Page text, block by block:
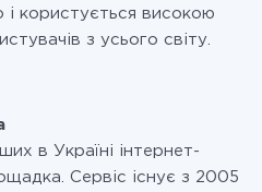
користується високою
з усього світу.
в Україні інтернет-
Сервіс існує з 2005